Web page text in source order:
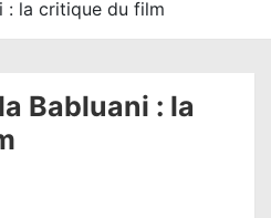
: la critique du film
Babluani : la